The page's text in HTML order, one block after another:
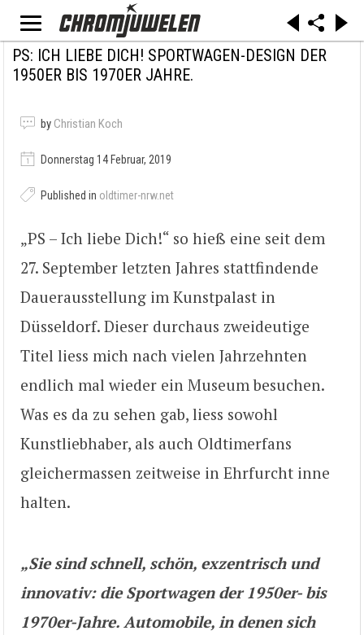
PS: ICH LIEBE DICH! SPORTWAGEN-DESIGN DER
1950ER BIS 1970ER JAHRE.
by Christian Koch
Donnerstag 14 Februar, 2019
Published in oldtimer-nrw.net
„PS – Ich liebe Dich!“ so hieß eine seit dem
27. September letzten Jahres stattfindende
Dauerausstellung im Kunstpalast in
Düsseldorf. Dieser durchaus zweideutige
Titel liess mich nach vielen Jahrzehnten
endlich mal wieder ein Museum besuchen.
Was es da zu sehen gab, liess sowohl
Kunstliebhaber, als auch Oldtimerfans
gleichermassen zeitweise in Ehrfurcht inne
halten.
„Sie sind schnell, schön, exzentrisch und
innovativ: die Sportwagen der 1950er- bis
1970er-Jahre. Automobile, in denen sich